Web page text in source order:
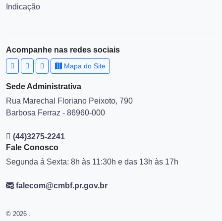
Indicação
Acompanhe nas redes sociais
Mapa do Site
Sede Administrativa
Rua Marechal Floriano Peixoto, 790
Barbosa Ferraz - 86960-000
(44)3275-2241
Fale Conosco
Segunda á Sexta: 8h às 11:30h e das 13h às 17h
falecom@cmbf.pr.gov.br
© 2026 .